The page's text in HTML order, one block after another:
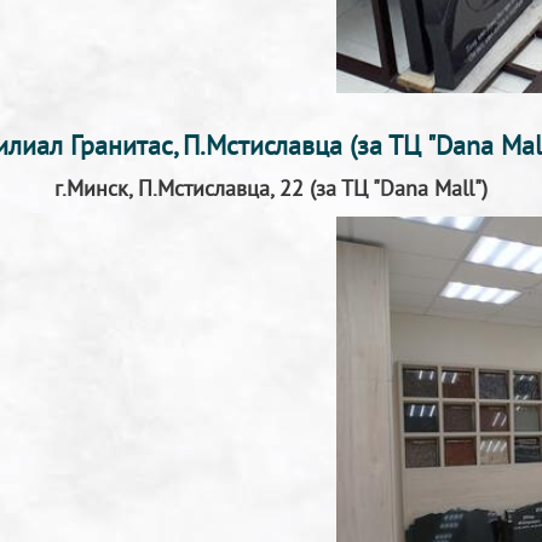
Гранитас, П.Мстиславца (за ТЦ "Dana
г.Минск, П.Мстиславца, 22 (за ТЦ "Dana Mall")